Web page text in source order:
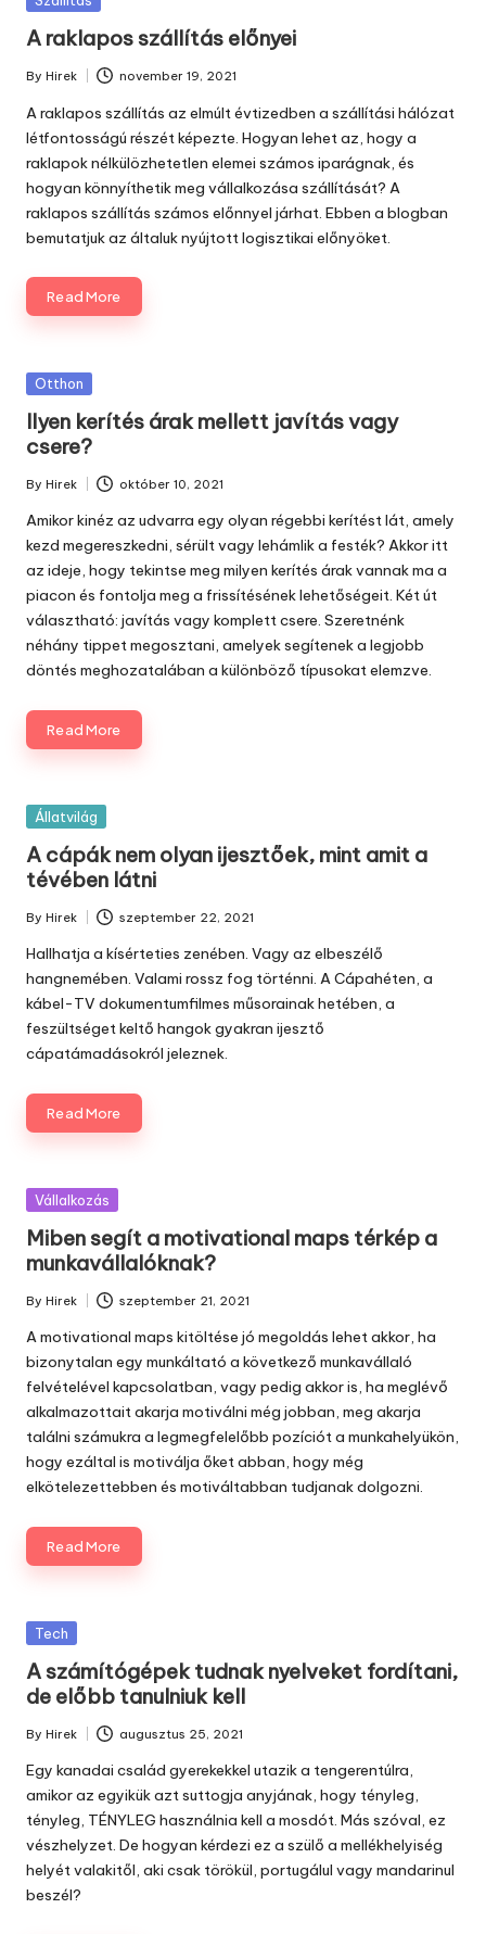
A raklapos szállítás előnyei
Posted
by
By Hirek november 19, 2021
A raklapos szállítás az elmúlt évtizedben a szállítási hálózat
létfontosságú részét képezte. Hogyan lehet az, hogy a
raklapok nélkülözhetetlen elemei számos iparágnak, és
hogyan könnyíthetik meg vállalkozása szállítását? A
raklapos szállítás számos előnnyel járhat. Ebben a blogban
bemutatjuk az általuk nyújtott logisztikai előnyöket.
Read More
Posted
Otthon
Ilyen kerítés árak mellett javítás vagy
csere?
Posted
by
By Hirek október 10, 2021
Amikor kinéz az udvarra egy olyan régebbi kerítést lát, amely
kezd megereszkedni, sérült vagy lehámlik a festék? Akkor itt
az ideje, hogy tekintse meg milyen kerítés árak vannak ma a
piacon és fontolja meg a frissítésének lehetőségeit. Két út
választható: javítás vagy komplett csere. Szeretnénk
néhány tippet megosztani, amelyek segítenek a legjobb
döntés meghozatalában a különböző típusokat elemzve.
Read More
Posted
Állatvilág
A cápák nem olyan ijesztőek, mint amit a
tévében látni
Posted
by
By Hirek szeptember 22, 2021
Hallhatja a kísérteties zenében. Vagy az elbeszélő
hangnemében. Valami rossz fog történni. A Cápahéten, a
kábel-TV dokumentumfilmes műsorainak hetében, a
feszültséget keltő hangok gyakran ijesztő
cápatámadásokról jeleznek.
Read More
Posted
Vállalkozás
Miben segít a motivational maps térkép a
munkavállalóknak?
Posted
by
By Hirek szeptember 21, 2021
A motivational maps kitöltése jó megoldás lehet akkor, ha
bizonytalan egy munkáltató a következő munkavállaló
felvételével kapcsolatban, vagy pedig akkor is, ha meglévő
alkalmazottait akarja motiválni még jobban, meg akarja
találni számukra a legmegfelelőbb pozíciót a munkahelyükön,
hogy ezáltal is motiválja őket abban, hogy még
elkötelezettebben és motiváltabban tudjanak dolgozni.
Read More
Posted
Tech
A számítógépek tudnak nyelveket fordítani,
de előbb tanulniuk kell
Posted
by
By Hirek augusztus 25, 2021
Egy kanadai család gyerekekkel utazik a tengerentúlra,
amikor az egyikük azt suttogja anyjának, hogy tényleg,
tényleg, TÉNYLEG használnia kell a mosdót. Más szóval, ez
vészhelyzet. De hogyan kérdezi ez a szülő a mellékhelyiség
helyét valakitől, aki csak törökül, portugálul vagy mandarinul
beszél?